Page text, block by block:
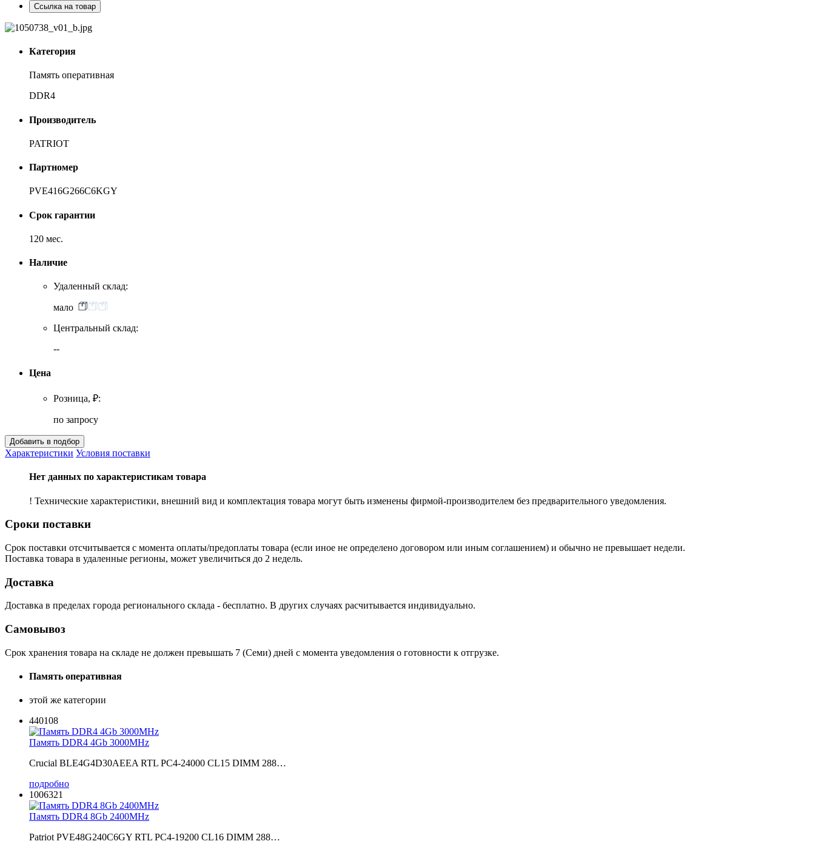
Ссылка на товар
Категория
Память оперативная
DDR4
Производитель
PATRIOT
Партномер
PVE416G266C6KGY
Срок гарантии
120 мес.
Наличие
Удаленный склад:
мало
Центральный склад:
--
Цена
Розница, ₽:
по запросу
Характеристики Условия поставки
Нет данных по характеристикам товара
! Технические характеристики, внешний вид и комплектация товара могут быть изменены фирмой-производителем без предварительного уведомления.
Сроки поставки
Срок поставки отсчитывается с момента оплаты/предоплаты товара (если иное не определено договором или иным соглашением) и обычно не превышает недели.
Поставка товара в удаленные регионы, может увеличиться до 2 недель.
Доставка
Доставка в пределах города регионального склада - бесплатно. В других случаях расчитывается индивидуально.
Самовывоз
Срок хранения товара на складе не должен превышать 7 (Семи) дней с момента уведомления о готовности к отгрузке.
Память оперативная
этой же категории
440108
Память DDR4 4Gb 3000MHz
Crucial BLE4G4D30AEEA RTL PC4-24000 CL15 DIMM 288…
подробно
1006321
Память DDR4 8Gb 2400MHz
Patriot PVE48G240C6GY RTL PC4-19200 CL16 DIMM 288…